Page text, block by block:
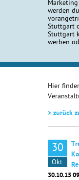
werden
Stuttgart
Stuttgart
werben
Hier
> zurück
30
Okt.
30.10.15